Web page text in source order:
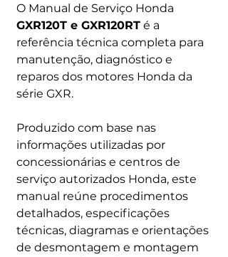
O Manual de Serviço Honda
GXR120T e GXR120RT é a
referência técnica completa para
manutenção, diagnóstico e
reparos dos motores Honda da
série GXR.
Produzido com base nas
informações utilizadas por
concessionárias e centros de
serviço autorizados Honda, este
manual reúne procedimentos
detalhados, especificações
técnicas, diagramas e orientações
de desmontagem e montagem